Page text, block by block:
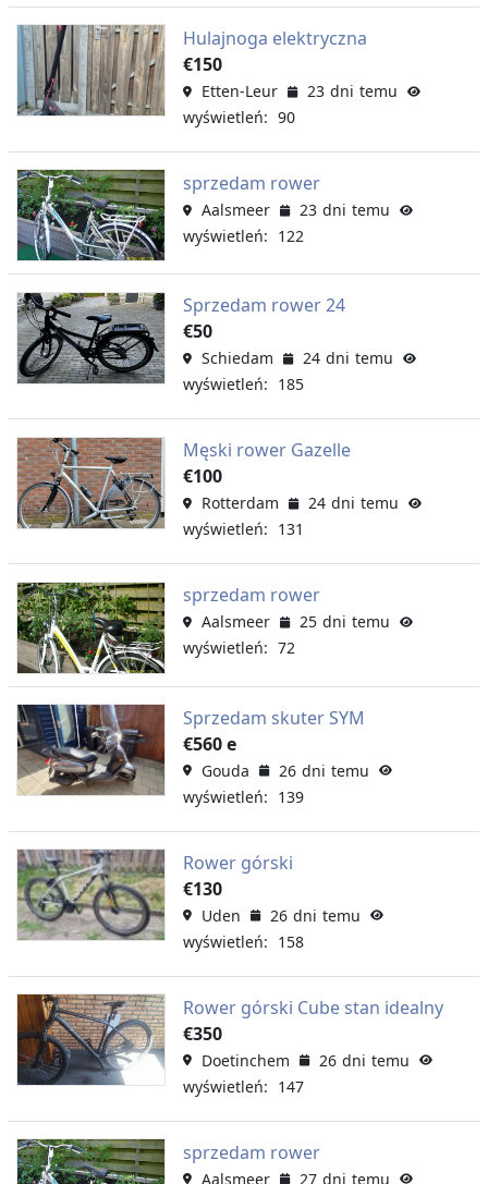
Hulajnoga elektryczna
€150
Etten-Leur
23 dni temu
wyświetleń: 90
sprzedam rower
Aalsmeer
23 dni temu
wyświetleń: 122
Sprzedam rower 24
€50
Schiedam
24 dni temu
wyświetleń: 185
Męski rower Gazelle
€100
Rotterdam
24 dni temu
wyświetleń: 131
sprzedam rower
Aalsmeer
25 dni temu
wyświetleń: 72
Sprzedam skuter SYM
€560 e
Gouda
26 dni temu
wyświetleń: 139
Rower górski
€130
Uden
26 dni temu
wyświetleń: 158
Rower górski Cube stan idealny
€350
Doetinchem
26 dni temu
wyświetleń: 147
sprzedam rower
Aalsmeer
27 dni temu